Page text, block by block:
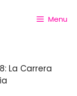
Menu
La Carrera